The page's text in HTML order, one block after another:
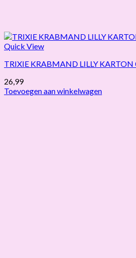
Quick View
TRIXIE KRABMAND LILLY KARTON
26,99
Toevoegen aan winkelwagen